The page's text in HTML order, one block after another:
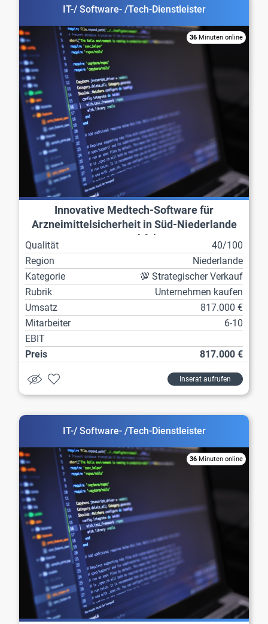
IT-/ Software- /Tech-Dienstleister
36 Minuten online
Innovative Medtech-Software für
Arzneimittelsicherheit in Süd-Niederlande
Qualität
40/100
Region
Niederlande
Kategorie
💯 Strategischer Verkauf
Rubrik
Unternehmen kaufen
Umsatz
817.000 €
Mitarbeiter
6-10
EBIT
Preis
817.000 €
Inserat aufrufen
IT-/ Software- /Tech-Dienstleister
36 Minuten online